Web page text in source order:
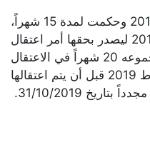
يذكر أن جرار اعتقلت عام 2015 وحكمت لمدة 15 شهراً،
وجرى اعتقالها مجدداً عام 2017 ليصدر بحقها أمر اعتقال
إداري جُدّد لأكثر من مرة بما مجموعه 20 شهراً في الاعتقال
الإداري، أُفرج عنها في شباط 2019 قبل أن يتم اعتقالها
مجدداً بتاريخ 31/10/2019.